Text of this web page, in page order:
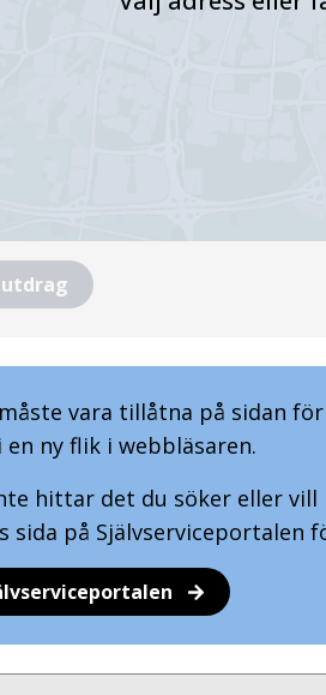
utdrag
vara tillåtna på sidan
en ny flik i webbläsaren.
hittar det du söker eller
sida på Självserviceportalen